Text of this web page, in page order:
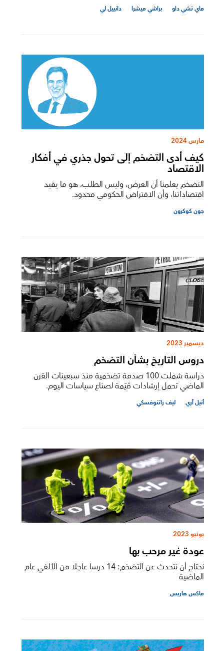
ماي تشي داو براشي ميشرا دانييل لي
مارس 2024
كيف أدى التضخم إلى تحول جذري في أفكار
الاقتصاد
التضخم يعلمنا أن العرض، وليس الطلب، هو ما يقيد
اقتصاداتنا، وأن الاقتراض الحكومي محدود.
جون كوكرون
ديسمبر 2023
دروس التاريخ بشأن التضخم
دراسة شملت 100 صدمة تضخمية منذ سبعينات القرن
الماضي تحمل إرشادات قَيّمة لصناع سياسات اليوم.
أنيل آري ليف راتنوفسكي
يونيو 2023
عودة غير مرحب بها
نحتاج أن نتحدث عن التضخم: 14 درسا عاجلا من الألفي عام
الماضية
ماكس هاريس